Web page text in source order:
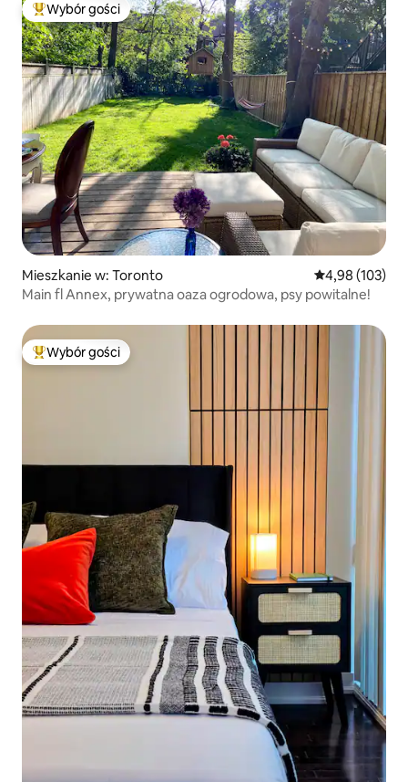
Najpopularniejsze z kategorii Wybór gości
Wybór gości
Mieszkanie w: Toronto Średnia
4,98 (103)
Main fl Annex, prywatna oaza ogrodowa, psy powitalne!
Najpopularniejsze z kategorii Wybór gości
Wybór gości